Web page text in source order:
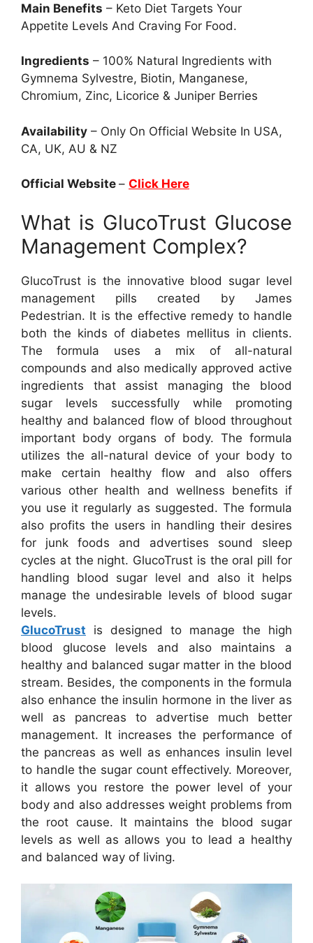
Main Benefits – Keto Diet Targets Your
Appetite Levels And Craving For Food.
Ingredients – 100% Natural Ingredients with
Gymnema Sylvestre, Biotin, Manganese,
Chromium, Zinc, Licorice & Juniper Berries
Availability – Only On Official Website In USA,
CA, UK, AU & NZ
Official Website – Click Here
What is GlucoTrust Glucose
Management Complex?
GlucoTrust is the innovative blood sugar level
management pills created by James
Pedestrian. It is the effective remedy to handle
both the kinds of diabetes mellitus in clients.
The formula uses a mix of all-natural
compounds and also medically approved active
ingredients that assist managing the blood
sugar levels successfully while promoting
healthy and balanced flow of blood throughout
important body organs of body. The formula
utilizes the all-natural device of your body to
make certain healthy flow and also offers
various other health and wellness benefits if
you use it regularly as suggested. The formula
also profits the users in handling their desires
for junk foods and advertises sound sleep
cycles at the night. GlucoTrust is the oral pill for
handling blood sugar level and also it helps
manage the undesirable levels of blood sugar
levels.
GlucoTrust is designed to manage the high
blood glucose levels and also maintains a
healthy and balanced sugar matter in the blood
stream. Besides, the components in the formula
also enhance the insulin hormone in the liver as
well as pancreas to advertise much better
management. It increases the performance of
the pancreas as well as enhances insulin level
to handle the sugar count effectively. Moreover,
it allows you restore the power level of your
body and also addresses weight problems from
the root cause. It maintains the blood sugar
levels as well as allows you to lead a healthy
and balanced way of living.